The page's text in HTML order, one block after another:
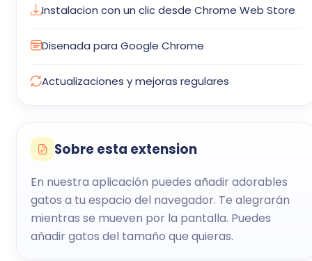
Instalacion con un clic desde Chrome Web Store
Disenada para Google Chrome
Actualizaciones y mejoras regulares
Sobre esta extension
En nuestra aplicación puedes añadir adorables
gatos a tu espacio del navegador. Te alegrarán
mientras se mueven por la pantalla. Puedes
añadir gatos del tamaño que quieras.